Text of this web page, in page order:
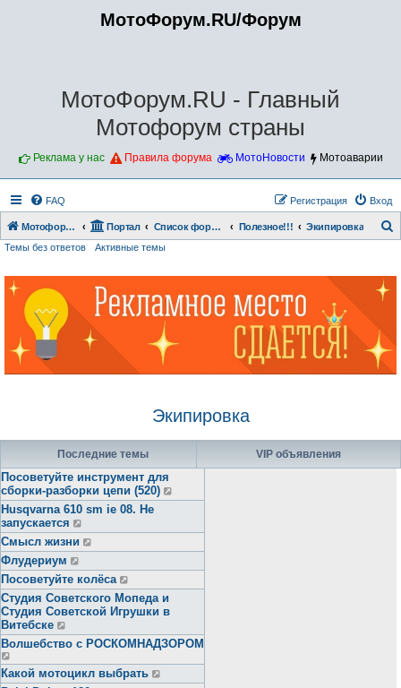
МотоФорум.RU/Форум
МотоФорум.RU - Главный
Мотофорум страны
Реклама у нас Правила форума МотоНовости Мотоаварии
FAQ Вход
Регистрация
Мотофорум.RU Портал Список форумов Полезное!!! Экипировка
Темы без ответов Активные темы
Экипировка
Последние темы
Посоветуйте инструмент для
сборки-разборки цепи (520)
Husqvarna 610 sm ie 08. Не
запускается
Смысл жизни
Флудериум
Посоветуйте колёса
Студия Советского Мопеда и
Студия Советской Игрушки в
Витебске
Волшебство с РОСКОМНАДЗОРОМ
Какой мотоцикл выбрать
VIP объявления